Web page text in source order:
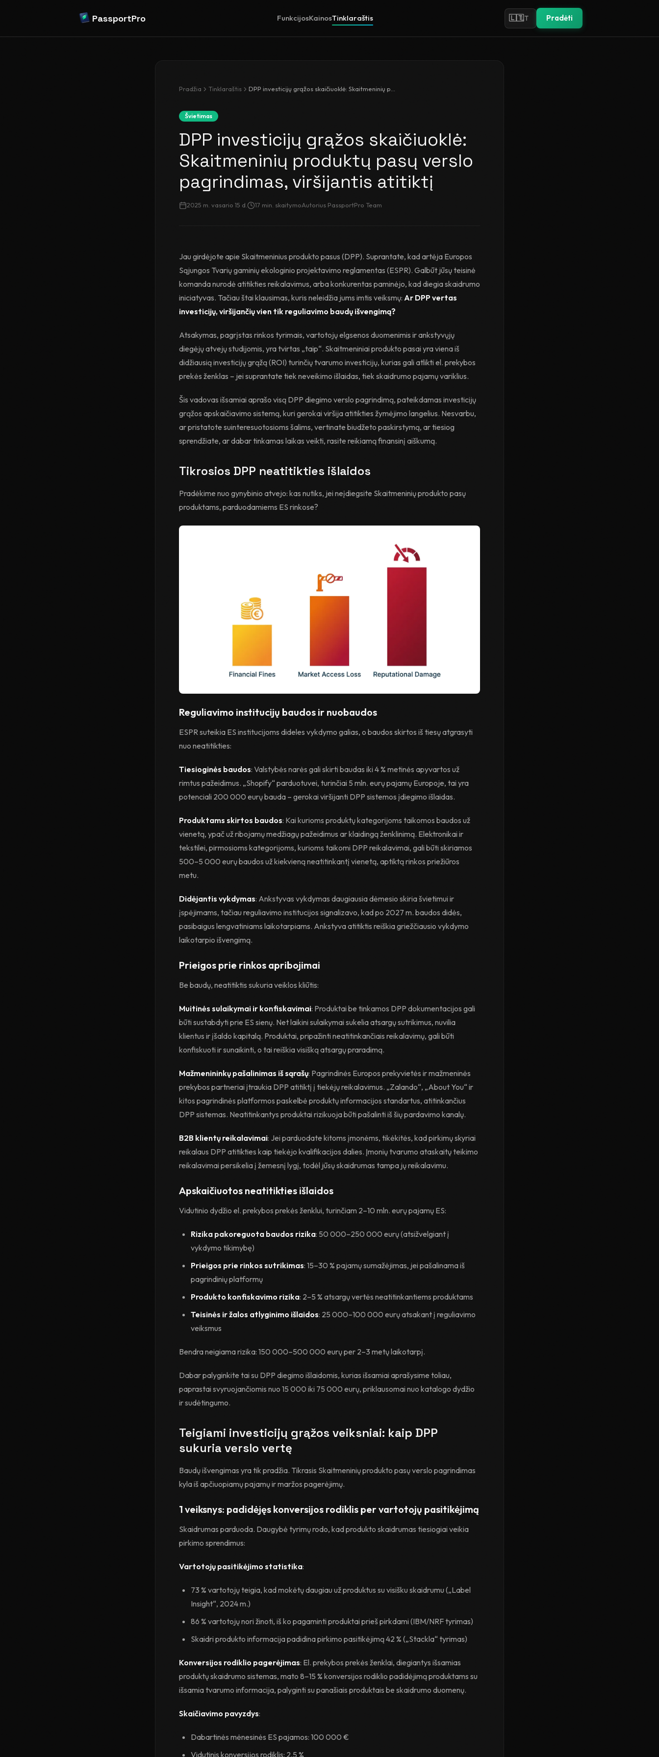
PassportPro FunkcijosKainosTinklaraštis 🇱🇹LT Pradėti
Pradžia Tinklaraštis
Švietimas
DPP investicijų grąžos skaičiuoklė:
Skaitmeninių produktų pasų verslo
pagrindimas, viršijantis atitiktį
2025 m. vasario 15 d. 17 min. skaitymoAutorius PassportPro Team
Jau girdėjote apie Skaitmeninius produkto pasus (DPP). Suprantate, kad artėja Europos
Sąjungos Tvarių gaminių ekologinio projektavimo reglamentas (ESPR). Galbūt jūsų teisinė
komanda nurodė atitikties reikalavimus, arba konkurentas paminėjo, kad diegia skaidrumo
iniciatyvas. Tačiau štai klausimas, kuris neleidžia jums imtis veiksmų: Ar DPP vertas
investicijų, viršijančių vien tik reguliavimo baudų išvengimą?
Atsakymas, pagrįstas rinkos tyrimais, vartotojų elgsenos duomenimis ir ankstyvųjų
diegėjų atvejų studijomis, yra tvirtas „taip“. Skaitmeniniai produkto pasai yra viena iš
didžiausią investicijų grąžą (ROI) turinčių tvarumo investicijų, kurias gali atlikti el. prekybos
prekės ženklas – jei suprantate tiek neveikimo išlaidas, tiek skaidrumo pajamų variklius.
Šis vadovas išsamiai aprašo visą DPP diegimo verslo pagrindimą, pateikdamas investicijų
grąžos apskaičiavimo sistemą, kuri gerokai viršija atitikties žymėjimo langelius. Nesvarbu,
ar pristatote suinteresuotosioms šalims, vertinate biudžeto paskirstymą, ar tiesiog
sprendžiate, ar dabar tinkamas laikas veikti, rasite reikiamą finansinį aiškumą.
Tikrosios DPP neatitikties išlaidos
Pradėkime nuo gynybinio atvejo: kas nutiks, jei neįdiegsite Skaitmeninių produkto pasų
produktams, parduodamiems ES rinkose?
Reguliavimo institucijų baudos ir nuobaudos
ESPR suteikia ES institucijoms dideles vykdymo galias, o baudos skirtos iš tiesų atgrasyti
nuo neatitikties:
Tiesioginės baudos: Valstybės narės gali skirti baudas iki 4 % metinės apyvartos už
rimtus pažeidimus. „Shopify“ parduotuvei, turinčiai 5 mln. eurų pajamų Europoje, tai yra
potenciali 200 000 eurų bauda – gerokai viršijanti DPP sistemos įdiegimo išlaidas.
Produktams skirtos baudos: Kai kurioms produktų kategorijoms taikomos baudos už
vienetą, ypač už ribojamų medžiagų pažeidimus ar klaidingą ženklinimą. Elektronikai ir
tekstilei, pirmosioms kategorijoms, kurioms taikomi DPP reikalavimai, gali būti skiriamos
500–5 000 eurų baudos už kiekvieną neatitinkantį vienetą, aptiktą rinkos priežiūros
metu.
Didėjantis vykdymas: Ankstyvas vykdymas daugiausia dėmesio skiria švietimui ir
įspėjimams, tačiau reguliavimo institucijos signalizavo, kad po 2027 m. baudos didės,
pasibaigus lengvatiniams laikotarpiams. Ankstyva atitiktis reiškia griežčiausio vykdymo
laikotarpio išvengimą.
Prieigos prie rinkos apribojimai
Be baudų, neatitiktis sukuria veiklos kliūtis:
Muitinės sulaikymai ir konfiskavimai: Produktai be tinkamos DPP dokumentacijos gali
būti sustabdyti prie ES sienų. Net laikini sulaikymai sukelia atsargų sutrikimus, nuvilia
klientus ir įšaldo kapitalą. Produktai, pripažinti neatitinkančiais reikalavimų, gali būti
konfiskuoti ir sunaikinti, o tai reiškia visišką atsargų praradimą.
Mažmenininkų pašalinimas iš sąrašų: Pagrindinės Europos prekyvietės ir mažmeninės
prekybos partneriai įtraukia DPP atitiktį į tiekėjų reikalavimus. „Zalando“, „About You“ ir
kitos pagrindinės platformos paskelbė produktų informacijos standartus, atitinkančius
DPP sistemas. Neatitinkantys produktai rizikuoja būti pašalinti iš šių pardavimo kanalų.
B2B klientų reikalavimai: Jei parduodate kitoms įmonėms, tikėkitės, kad pirkimų skyriai
reikalaus DPP atitikties kaip tiekėjo kvalifikacijos dalies. Įmonių tvarumo ataskaitų teikimo
reikalavimai persikelia į žemesnį lygį, todėl jūsų skaidrumas tampa jų reikalavimu.
Apskaičiuotos neatitikties išlaidos
Vidutinio dydžio el. prekybos prekės ženklui, turinčiam 2–10 mln. eurų pajamų ES:
Rizika pakoreguota baudos rizika: 50 000–250 000 eurų (atsižvelgiant į
vykdymo tikimybę)
Prieigos prie rinkos sutrikimas: 15–30 % pajamų sumažėjimas, jei pašalinama iš
pagrindinių platformų
Produkto konfiskavimo rizika: 2–5 % atsargų vertės neatitinkantiems produktams
Teisinės ir žalos atlyginimo išlaidos: 25 000–100 000 eurų atsakant į reguliavimo
veiksmus
Bendra neigiama rizika: 150 000–500 000 eurų per 2–3 metų laikotarpį.
Dabar palyginkite tai su DPP diegimo išlaidomis, kurias išsamiai aprašysime toliau,
paprastai svyruojančiomis nuo 15 000 iki 75 000 eurų, priklausomai nuo katalogo dydžio
ir sudėtingumo.
Teigiami investicijų grąžos veiksniai: kaip DPP
sukuria verslo vertę
Baudų išvengimas yra tik pradžia. Tikrasis Skaitmeninių produkto pasų verslo pagrindimas
kyla iš apčiuopiamų pajamų ir maržos pagerėjimų.
1 veiksnys: padidėjęs konversijos rodiklis per vartotojų pasitikėjimą
Skaidrumas parduoda. Daugybė tyrimų rodo, kad produkto skaidrumas tiesiogiai veikia
pirkimo sprendimus:
Vartotojų pasitikėjimo statistika:
73 % vartotojų teigia, kad mokėtų daugiau už produktus su visišku skaidrumu („Label
Insight“, 2024 m.)
86 % vartotojų nori žinoti, iš ko pagaminti produktai prieš pirkdami (IBM/NRF tyrimas)
Skaidri produkto informacija padidina pirkimo pasitikėjimą 42 % („Stackla“ tyrimas)
Konversijos rodiklio pagerėjimas: El. prekybos prekės ženklai, diegiantys išsamias
produktų skaidrumo sistemas, mato 8–15 % konversijos rodiklio padidėjimą produktams su
išsamia tvarumo informacija, palyginti su panašiais produktais be skaidrumo duomenų.
Skaičiavimo pavyzdys:
Dabartinės mėnesinės ES pajamos: 100 000 €
Vidutinis konversijos rodiklis: 2,5 %